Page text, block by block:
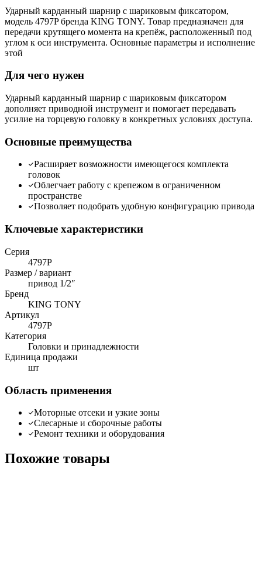
Ударный карданный шарнир с шариковым фиксатором,
модель 4797P бренда KING TONY. Товар предназначен для
передачи крутящего момента на крепёж, расположенный под
углом к оси инструмента. Основные параметры и исполнение
этой
Для чего нужен
Ударный карданный шарнир с шариковым фиксатором
дополняет приводной инструмент и помогает передавать
усилие на торцевую головку в конкретных условиях доступа.
Основные преимущества
Расширяет возможности имеющегося комплекта
головок
Облегчает работу с крепежом в ограниченном
пространстве
Позволяет подобрать удобную конфигурацию привода
Ключевые характеристики
Серия
4797P
Размер / вариант
привод 1/2″
Бренд
KING TONY
Артикул
4797P
Категория
Головки и принадлежности
Единица продажи
шт
Область применения
Моторные отсеки и узкие зоны
Слесарные и сборочные работы
Ремонт техники и оборудования
Похожие товары